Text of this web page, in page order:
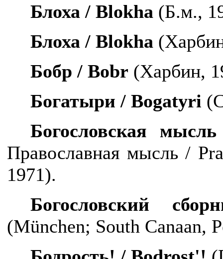
Блоха /Blokha (Б.м.,
Блоха /Blokha
Бобр /Bobr (Харбин,
Богатыри /Bogatyri
Богословская
Православная мысль /
1971).
Богословский
(München; South Canaan,